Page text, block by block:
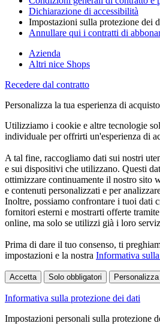
Dichiarazione di accessibilità
Impostazioni sulla protezione dei
Annullare qui i contratti di
Azienda
Altri nice Shops
Recedere dal contratto
Personalizza la tua esperienza di acquisto
Utilizziamo i cookie e altre tecnologie
individuale per offrirti un'esperienza di
A tal fine, raccogliamo dati sui nostri
e sui dispositivi che utilizzano. Questi
ottimizzare continuamente il nostro sito
e contenuti personalizzati e per
Inoltre, possiamo confrontare i tuoi dati
fornitori esterni e mostrarti offerte
online, ma solo se utilizzi già i loro
Prima di dare il tuo consenso, ti
impostazioni e la nostra Informativa
Accetta Solo obbligatori
Informativa sulla protezione dei dati
Impostazioni personali sulla protezione